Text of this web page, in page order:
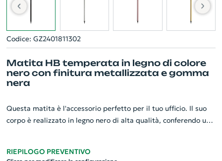
Codice: GZ2401811302
Matita HB temperata in legno di colore
nero con finitura metallizzata e gomma
nera
Questa matita è l'accessorio perfetto per il tuo ufficio. Il suo
corpo è realizzato in legno nero di alta qualità, conferendo un
pratica per correggere rapidamente gli errori. Perfetta per
RIEPILOGO PREVENTIVO